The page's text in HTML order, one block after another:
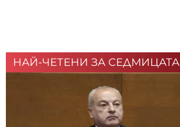
НАЙ-ЧЕТЕНИ ЗА СЕДМИЦАТА